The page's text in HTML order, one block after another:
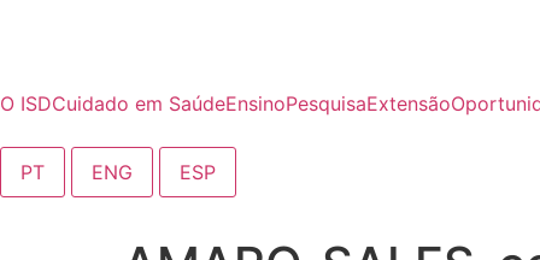
O ISDCuidado em SaúdeEnsinoPesquisaExtensão
PT ENG ESP